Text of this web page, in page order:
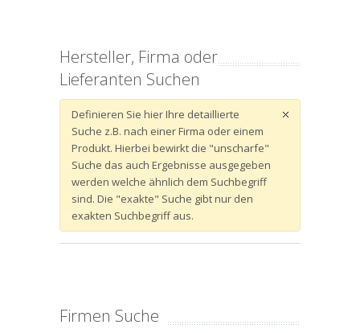
Hersteller, Firma oder
Lieferanten Suchen
Definieren Sie hier Ihre detaillierte
Suche z.B. nach einer Firma oder einem
Produkt. Hierbei bewirkt die "unscharfe"
Suche das auch Ergebnisse ausgegeben
werden welche ähnlich dem Suchbegriff
sind. Die "exakte" Suche gibt nur den
exakten Suchbegriff aus.
Firmen Suche